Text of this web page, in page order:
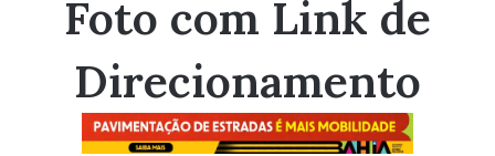
Foto com Link de
Direcionamento